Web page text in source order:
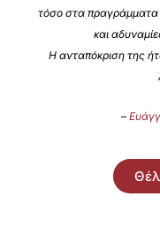
τόσο στα πραγράμματα
και
Η ανταπόκριση της
–